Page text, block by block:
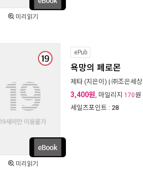
미리읽기
미리읽기
ePub
욕망의 페로몬
제타 (지은이) | ㈜조은세상
3,400원, 마일리지 170원
세일즈포인트 : 28